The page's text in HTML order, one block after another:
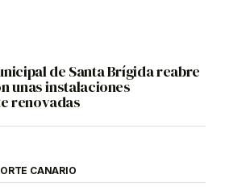
de Santa Brígida reabre
unas instalaciones
renovadas
CANARIO